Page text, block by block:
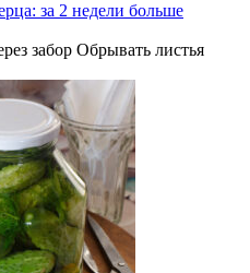
за 2 недели больше
забор Обрывать листья